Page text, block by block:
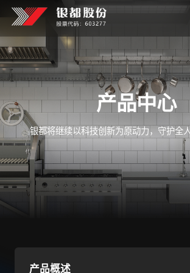
产品中心
银都将继续以科技创新为原动力，守护全
产品概述